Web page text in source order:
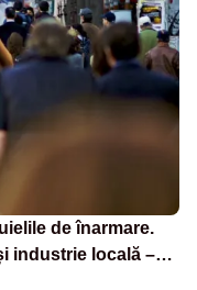
de înarmare.
industrie locală –